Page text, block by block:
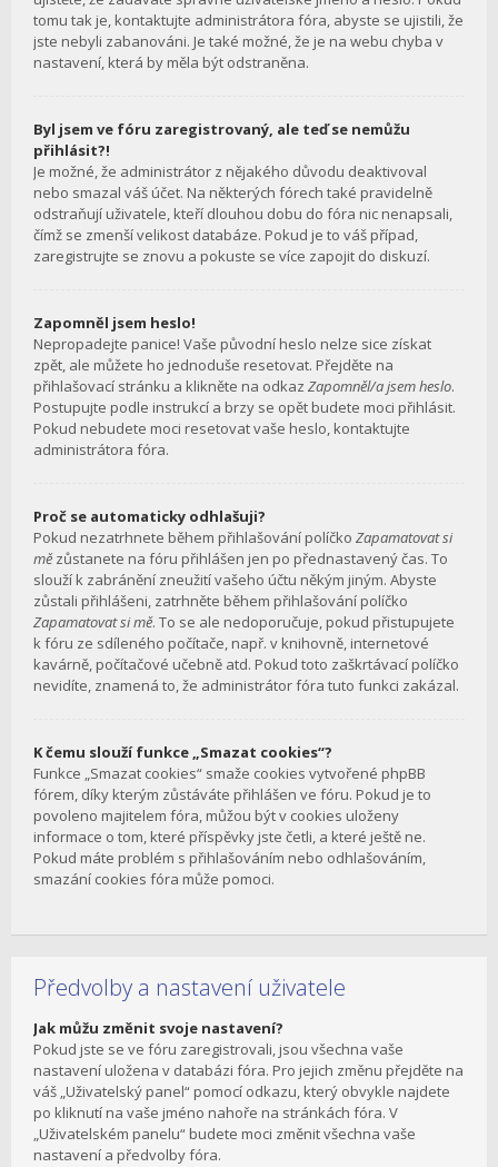
tomu tak je, kontaktujte administrátora fóra, abyste se ujistili, že
jste nebyli zabanováni. Je také možné, že je na webu chyba v
nastavení, která by měla být odstraněna.
Byl jsem ve fóru zaregistrovaný, ale teď se nemůžu
přihlásit?!
Je možné, že administrátor z nějakého důvodu deaktivoval
nebo smazal váš účet. Na některých fórech také pravidelně
odstraňují uživatele, kteří dlouhou dobu do fóra nic nenapsali,
čímž se zmenší velikost databáze. Pokud je to váš případ,
zaregistrujte se znovu a pokuste se více zapojit do diskuzí.
Zapomněl jsem heslo!
Nepropadejte panice! Vaše původní heslo nelze sice získat
zpět, ale můžete ho jednoduše resetovat. Přejděte na
přihlašovací stránku a klikněte na odkaz Zapomněl/a jsem heslo.
Postupujte podle instrukcí a brzy se opět budete moci přihlásit.
Pokud nebudete moci resetovat vaše heslo, kontaktujte
administrátora fóra.
Proč se automaticky odhlašuji?
Pokud nezatrhnete během přihlašování políčko Zapamatovat si
mězůstanete na fóru přihlášen jen po přednastavený čas. To
slouží k zabránění zneužití vašeho účtu někým jiným. Abyste
zůstali přihlášeni, zatrhněte během přihlašování políčko
Zapamatovat si mě. To se ale nedoporučuje, pokud přistupujete
k fóru ze sdíleného počítače, např. v knihovně, internetové
kavárně, počítačové učebně atd. Pokud toto zaškrtávací políčko
nevidíte, znamená to, že administrátor fóra tuto funkci zakázal.
K čemu slouží funkce „Smazat cookies“?
Funkce „Smazat cookies“ smaže cookies vytvořené phpBB
fórem, díky kterým zůstáváte přihlášen ve fóru. Pokud je to
povoleno majitelem fóra, můžou být v cookies uloženy
informace o tom, které příspěvky jste četli, a které ještě ne.
Pokud máte problém s přihlašováním nebo odhlašováním,
smazání cookies fóra může pomoci.
Předvolby a nastavení uživatele
Jak můžu změnit svoje nastavení?
Pokud jste se ve fóru zaregistrovali, jsou všechna vaše
nastavení uložena v databázi fóra. Pro jejich změnu přejděte na
váš „Uživatelský panel“ pomocí odkazu, který obvykle najdete
po kliknutí na vaše jméno nahoře na stránkách fóra. V
„Uživatelském panelu“ budete moci změnit všechna vaše
nastavení a předvolby fóra.